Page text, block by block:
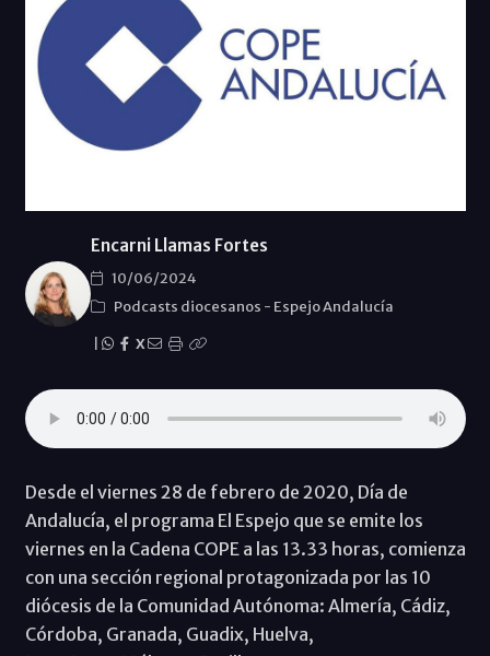
Encarni Llamas Fortes
10/06/2024
Podcasts diocesanos - Espejo Andalucía
X
Desde el viernes 28 de febrero de 2020, Día de
Andalucía, el programa El Espejo que se emite los
viernes en la Cadena COPE a las 13.33 horas, comienza
con una sección regional protagonizada por las 10
diócesis de la Comunidad Autónoma: Almería, Cádiz,
Córdoba, Granada, Guadix, Huelva,